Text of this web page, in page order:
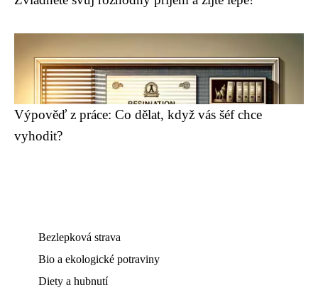
Výpověď z práce: Co dělat, když vás šéf chce
vyhodit?
Bezlepková strava
Bio a ekologické potraviny
Diety a hubnutí